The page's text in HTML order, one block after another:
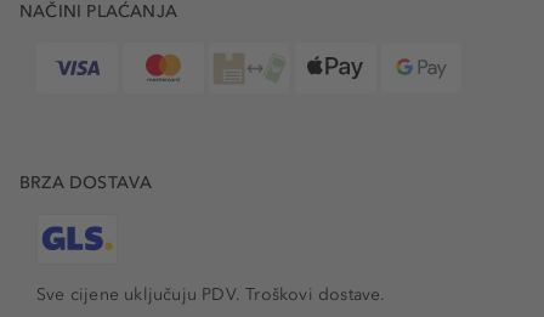
NAČINI PLAĆANJA
BRZA DOSTAVA
Sve cijene uključuju PDV.Troškovi dostave.